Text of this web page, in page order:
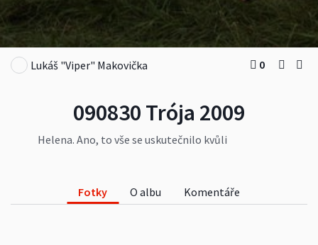
090830 Trója 2009
Helena. Ano, to vše se uskutečnilo kvůli
Lukáš "Viper" Makovička 0
Fotky O albu Komentáře